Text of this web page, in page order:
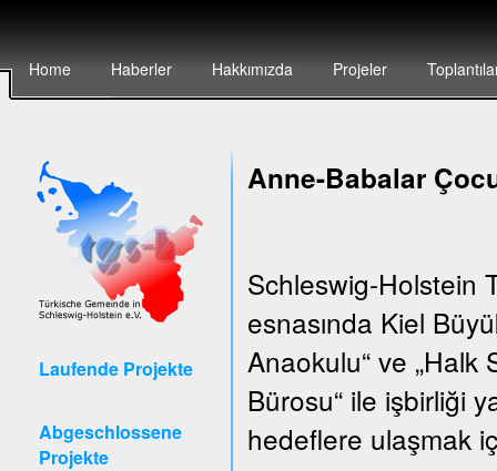
Home Haberler Hakkımızda Projeler
Laufende Projekte
Abgeschlossene
Projekte
Anne-Babalar
Schleswig-Holstein
esnasında Kiel
Anaokulu“ ve „Halk
Bürosu“ ile işbirliği
hedeflere ulaşmak